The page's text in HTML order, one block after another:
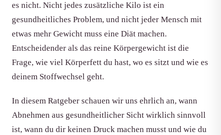
es nicht. Nicht jedes zusätzliche Kilo ist ein
gesundheitliches Problem, und nicht jeder Mensch mit
etwas mehr Gewicht muss eine Diät machen.
Entscheidender als das reine Körpergewicht ist die
Frage, wie viel Körperfett du hast, wo es sitzt und wie es
deinem Stoffwechsel geht.
In diesem Ratgeber schauen wir uns ehrlich an, wann
Abnehmen aus gesundheitlicher Sicht wirklich sinnvoll
ist, wann du dir keinen Druck machen musst und wie du